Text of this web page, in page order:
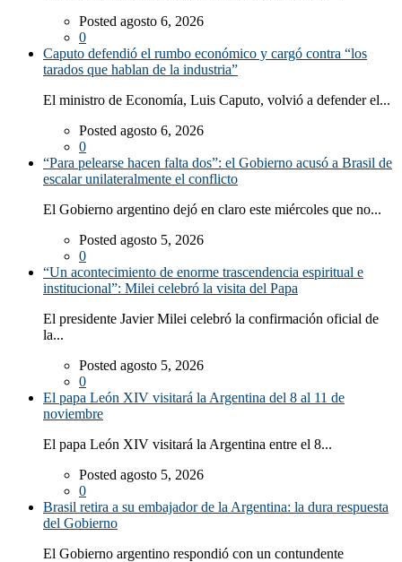
Posted agosto 6, 2026
0
Caputo defendió el rumbo económico y cargó contra “los
tarados que hablan de la industria”
El ministro de Economía, Luis Caputo, volvió a defender el...
Posted agosto 6, 2026
0
“Para pelearse hacen falta dos”: el Gobierno acusó a Brasil de
escalar unilateralmente el conflicto
El Gobierno argentino dejó en claro este miércoles que no...
Posted agosto 5, 2026
0
“Un acontecimiento de enorme trascendencia espiritual e
institucional”: Milei celebró la visita del Papa
El presidente Javier Milei celebró la confirmación oficial de
la...
Posted agosto 5, 2026
0
El papa León XIV visitará la Argentina del 8 al 11 de
noviembre
El papa León XIV visitará la Argentina entre el 8...
Posted agosto 5, 2026
0
Brasil retira a su embajador de la Argentina: la dura respuesta
del Gobierno
El Gobierno argentino respondió con un contundente